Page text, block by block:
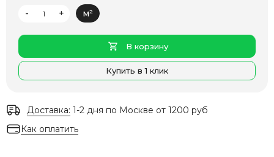
-
+ м²
В корзину
Купить в 1 клик
Доставка: 1-2 дня по Москве от 1200 руб
Как оплатить